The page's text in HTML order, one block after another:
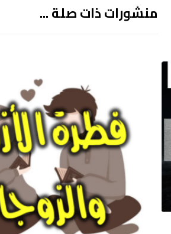
منشورات ذات صلة ...